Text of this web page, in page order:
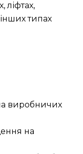
ліфтах,
типах
виробничих
на